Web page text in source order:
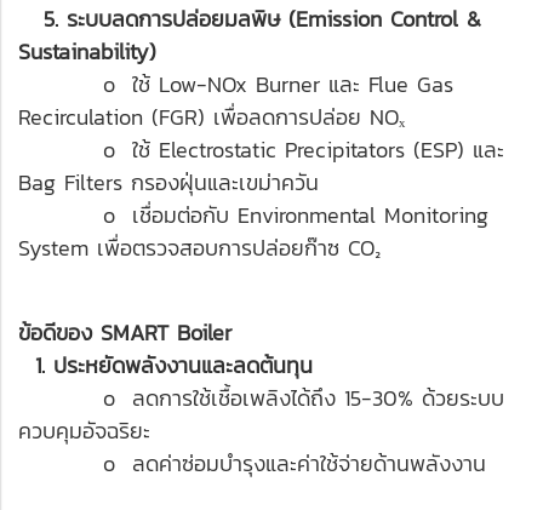
5. ระบบลดการปล่อยมลพิษ (Emission Control &
Sustainability)
o ใช้ Low-NOx Burner และ Flue Gas
Recirculation (FGR) เพื่อลดการปล่อย NOₓ
o ใช้ Electrostatic Precipitators (ESP) และ
Bag Filters กรองฝุ่นและเขม่าควัน
o เชื่อมต่อกับ Environmental Monitoring
System เพื่อตรวจสอบการปล่อยก๊าซ CO₂
ข้อดีของ SMART Boiler
1. ประหยัดพลังงานและลดต้นทุน
o ลดการใช้เชื้อเพลิงได้ถึง 15-30% ด้วยระบบ
ควบคุมอัจฉริยะ
o ลดค่าซ่อมบำรุงและค่าใช้จ่ายด้านพลังงาน